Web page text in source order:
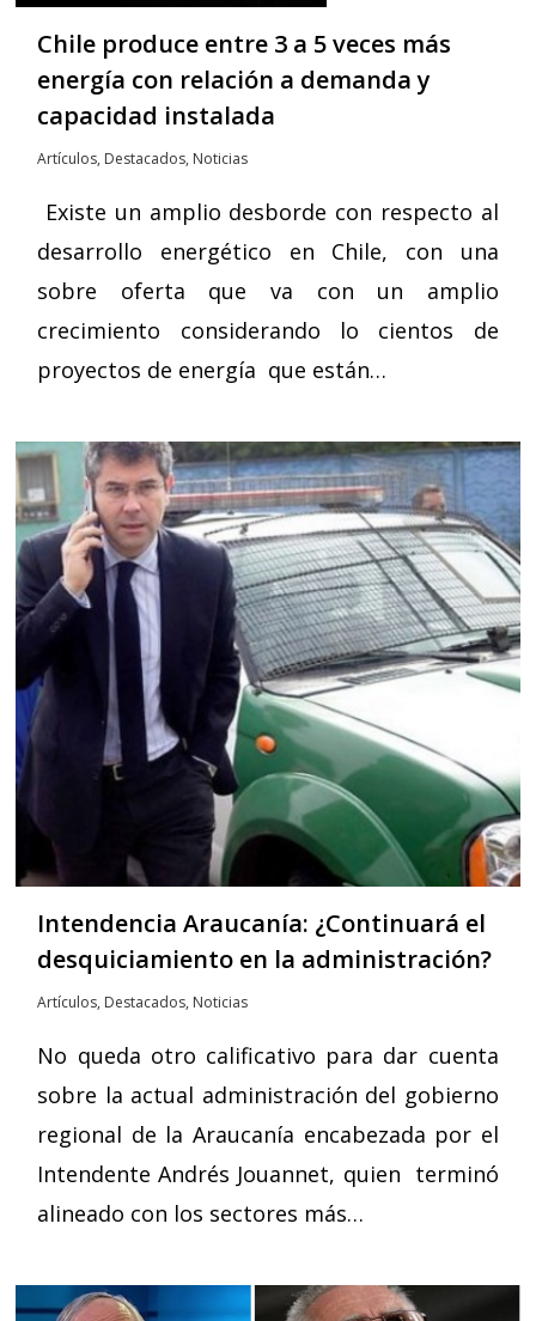
Chile produce entre 3 a 5 veces más
energía con relación a demanda y
capacidad instalada
Artículos, Destacados, Noticias
Existe un amplio desborde con respecto al
desarrollo energético en Chile, con una
sobre oferta que va con un amplio
crecimiento considerando lo cientos de
proyectos de energía que están…
Intendencia Araucanía: ¿Continuará el
desquiciamiento en la administración?
Artículos, Destacados, Noticias
No queda otro calificativo para dar cuenta
sobre la actual administración del gobierno
regional de la Araucanía encabezada por el
Intendente Andrés Jouannet, quien terminó
alineado con los sectores más…